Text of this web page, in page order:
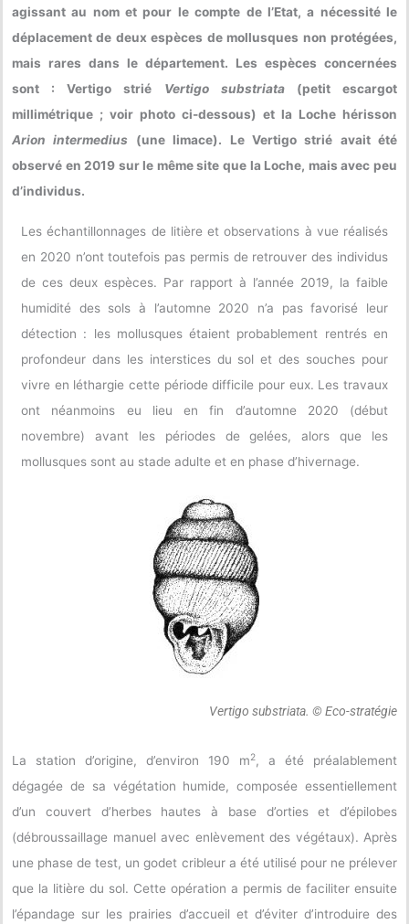
agissant au nom et pour le compte de l’Etat, a nécessité le
déplacement de deux espèces de mollusques non protégées,
mais rares dans le département. Les espèces concernées
sont : Vertigo strié Vertigo substriata(petit escargot
millimétrique ; voir photo ci-dessous) et la Loche hérisson
Arion intermedius (une limace). Le Vertigo strié avait été
observé en 2019 sur le même site que la Loche, mais avec peu
d’individus.
Les échantillonnages de litière et observations à vue réalisés
en 2020 n’ont toutefois pas permis de retrouver des individus
de ces deux espèces. Par rapport à l’année 2019, la faible
humidité des sols à l’automne 2020 n’a pas favorisé leur
détection : les mollusques étaient probablement rentrés en
profondeur dans les interstices du sol et des souches pour
vivre en léthargie cette période difficile pour eux. Les travaux
ont néanmoins eu lieu en fin d’automne 2020 (début
novembre) avant les périodes de gelées, alors que les
mollusques sont au stade adulte et en phase d’hivernage.
Vertigo substriata. © Eco-stratégie
La station d’origine, d’environ 190 m2, a été préalablement
dégagée de sa végétation humide, composée essentiellement
d’un couvert d’herbes hautes à base d’orties et d’épilobes
(débroussaillage manuel avec enlèvement des végétaux). Après
une phase de test, un godet cribleur a été utilisé pour ne prélever
que la litière du sol. Cette opération a permis de faciliter ensuite
l’épandage sur les prairies d’accueil et d’éviter d’introduire des